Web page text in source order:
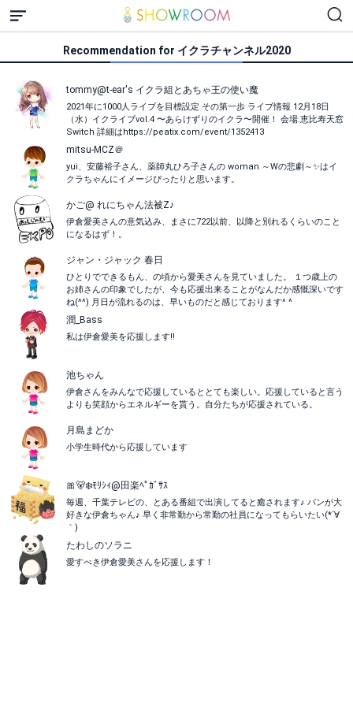
Recommendation for イクラチャンネル2020
tommy@t-ear's イクラ組とあちゃ王の使い魔
2021年に1000人ライブを目標設定 その第一歩 ライブ情報 12月18日
（水）イクライブvol.4 〜あらけずりのイクラ〜開催！ 会場:恵比寿天窓
Switch 詳細はhttps://peatix.com/event/1352413
mitsu-MCZ＠
yui、安藤裕子さん、薬師丸ひろ子さんの woman ～Wの悲劇～✨はイ
クラちゃんにイメージぴったりと思います。
かご@ れにちゃん法被Z♪
伊倉愛美さんの意気込み、まさに722以前、以降と別れるくらいのこと
になるはず！。
ジャン・ジャック 春日
ひとりでできるもん、の頃から愛美さんを見ていました。 １つ歳上の
お姉さんの印象でしたが、今も応援出来ることがなんだか感慨深いです
ね(^^) 月日が流れるのは、早いものだと感じております^ ^
潤_Bass
私は伊倉愛美を応援します‼︎
池ちゃん
伊倉さんをみんなで応援しているととても楽しい。応援していると言う
よりも笑顔からエネルギーを貰う。自分たちが応援されている。
月島まどか
小学生時代から応援しています
🎀🐻‍❄️ﾓﾘｼｨ@田楽ﾍﾟｶﾞｻｽ
毎週、千葉テレビの、とある番組で出演してると癒されます♪ パンが大
好きな伊倉ちゃん♪ 早く非常勤から常勤の社員になってもらいたい(*´∀
｀)
たわしのソラニ
愛すべき伊倉愛美さんを応援します！